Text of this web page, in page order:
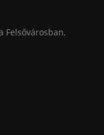
Felsővárosban,